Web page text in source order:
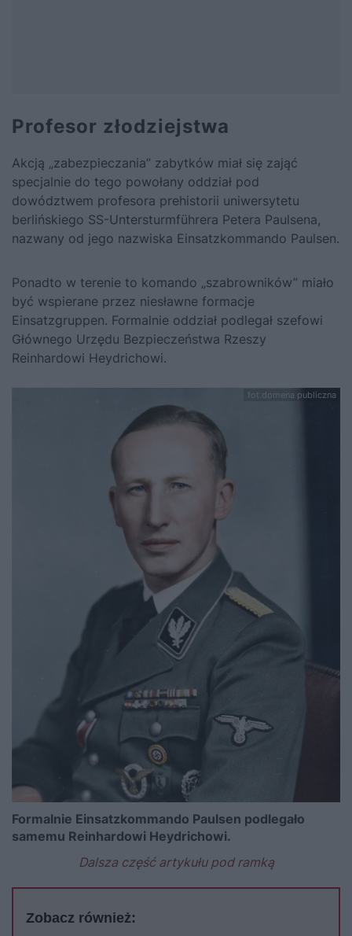
Profesor złodziejstwa
Akcją „zabezpieczania” zabytków miał się zająć
specjalnie do tego powołany oddział pod
dowództwem profesora prehistorii uniwersytetu
berlińskiego SS-Untersturmführera Petera Paulsena,
nazwany od jego nazwiska Einsatzkommando Paulsen.
Ponadto w terenie to komando „szabrowników” miało
być wspierane przez niesławne formacje
Einsatzgruppen. Formalnie oddział podlegał szefowi
Głównego Urzędu Bezpieczeństwa Rzeszy
Reinhardowi Heydrichowi.
fot.domena publiczna
Formalnie Einsatzkommando Paulsen podlegało
samemu Reinhardowi Heydrichowi.
Dalsza część artykułu pod ramką
Zobacz również: